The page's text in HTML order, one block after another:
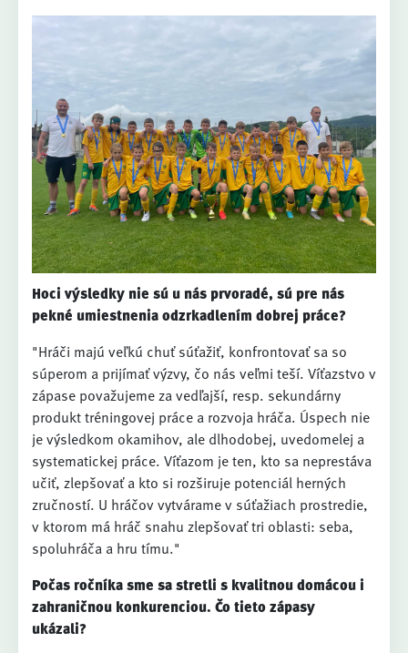
Hoci výsledky nie sú u nás prvoradé, sú pre nás
pekné umiestnenia odzrkadlením dobrej práce?
"Hráči majú veľkú chuť súťažiť, konfrontovať sa so
súperom a prijímať výzvy, čo nás veľmi teší. Víťazstvo v
zápase považujeme za vedľajší, resp. sekundárny
produkt tréningovej práce a rozvoja hráča. Úspech nie
je výsledkom okamihov, ale dlhodobej, uvedomelej a
systematickej práce. Víťazom je ten, kto sa neprestáva
učiť, zlepšovať a kto si rozširuje potenciál herných
zručností. U hráčov vytvárame v súťažiach prostredie,
v ktorom má hráč snahu zlepšovať tri oblasti: seba,
spoluhráča a hru tímu."
Počas ročníka sme sa stretli s kvalitnou domácou i
zahraničnou konkurenciou. Čo tieto zápasy
ukázali?